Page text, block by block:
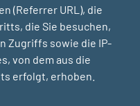
(Referrer URL), die
die Sie besuchen,
Zugriffs sowie die IP-
von dem aus die
erfolgt, erhoben.